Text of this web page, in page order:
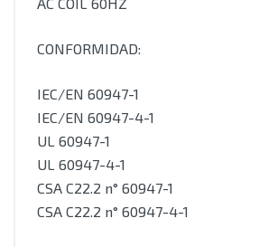
CONFORMIDAD:
IEC/EN 60947-1
IEC/EN 60947-4-1
UL 60947-1
UL 60947-4-1
CSA C22.2 n° 60947-1
CSA C22.2 n° 60947-4-1